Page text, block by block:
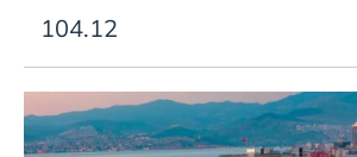
104.12